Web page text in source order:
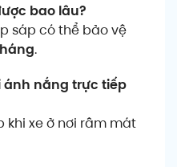
bao lâu?
sáp có thể bảo vệ
.
ánh nắng trực tiếp
khi xe ở nơi râm mát